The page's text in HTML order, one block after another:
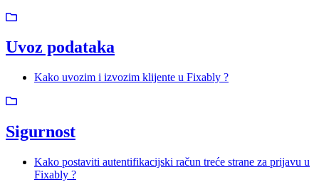
Uvoz podataka
Kako uvozim i izvozim klijente u Fixably ?
Sigurnost
Kako postaviti autentifikacijski račun treće strane za prijavu u
Fixably ?